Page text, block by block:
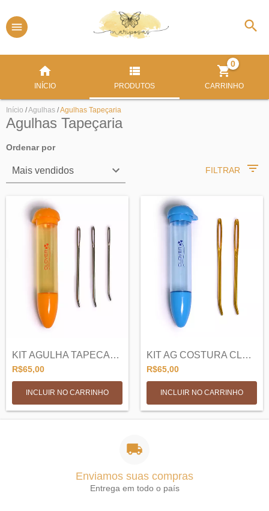
INÍCIO PRODUTOS CARRINHO
0
Início /Agulhas /Agulhas Tapeçaria
Agulhas Tapeçaria
Ordenar por
FILTRAR
KIT AGULHA TAPECARIA CLOVER - LARANJA
R$65,00
KIT AG COSTURA CLOVER JUMBO - AZUL
R$65,00
Enviamos suas compras
Entrega em todo o país